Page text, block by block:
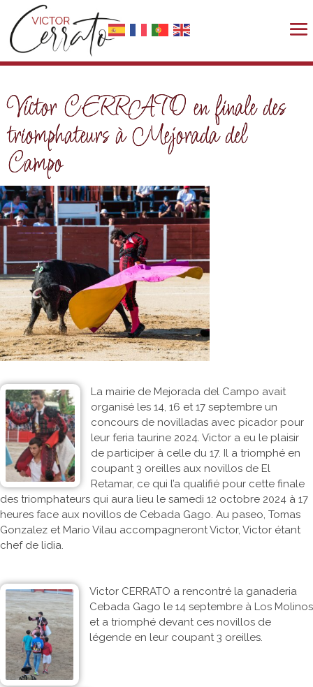
Victor CERRATO en finale des
triomphateurs à Mejorada del
Campo
La mairie de Mejorada del Campo avait
organisé les 14, 16 et 17 septembre un
concours de novilladas avec picador pour
leur feria taurine 2024. Victor a eu le plaisir
de participer à celle du 17. Il a triomphé en
coupant 3 oreilles aux novillos de El
Retamar, ce qui l’a qualifié pour cette finale
des triomphateurs qui aura lieu le samedi 12 octobre 2024 à 17
heures face aux novillos de Cebada Gago. Au paseo, Tomas
Gonzalez et Mario Vilau accompagneront Victor, Victor étant
chef de lidia.
Victor CERRATO a rencontré la ganaderia
Cebada Gago le 14 septembre à Los Molinos
et a triomphé devant ces novillos de
légende en leur coupant 3 oreilles.